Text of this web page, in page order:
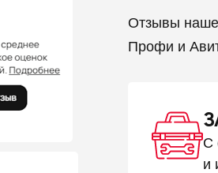
Отзывы
Профи и
С
и